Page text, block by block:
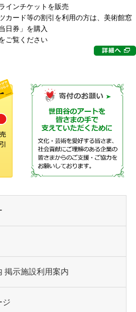
インチケットを販売
カード等の割引を利用の方は、美術館窓
日券」を購入
ご覧ください
掲示施設利用案内
ジ